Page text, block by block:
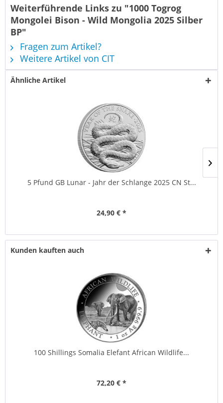
Weiterführende Links zu "1000 Togrog
Mongolei Bison - Wild Mongolia 2025 Silber
BP"
Fragen zum Artikel?
Weitere Artikel von CIT
Ähnliche Artikel
5 Pfund GB Lunar - Jahr der Schlange 2025 CN St...
24,90 € *
Kunden kauften auch
100 Shillings Somalia Elefant African Wildlife...
72,20 € *